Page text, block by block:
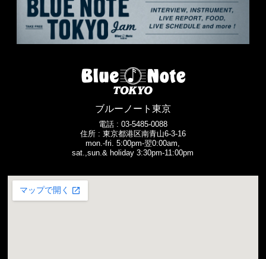
ブルーノート東京
電話 : 03-5485-0088
住所 : 東京都港区南青山6-3-16
mon.-fri. 5:00pm-翌0:00am,
sat.,sun.& holiday 3:30pm-11:00pm